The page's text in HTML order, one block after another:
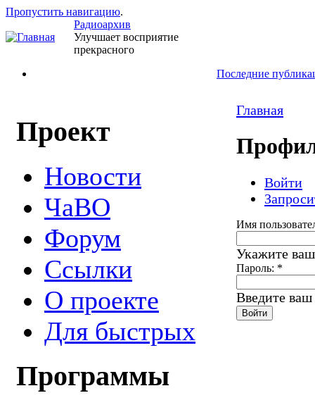
Пропустить навигацию.
Радиоархив
Улучшает восприятие
прекрасного
Последние
Проект
Новости
ЧаВО
Форум
Ссылки
О проекте
Для быстрых
Программы
Главная
Войти
Имя
Укажите
Пароль: *
Введите ваш